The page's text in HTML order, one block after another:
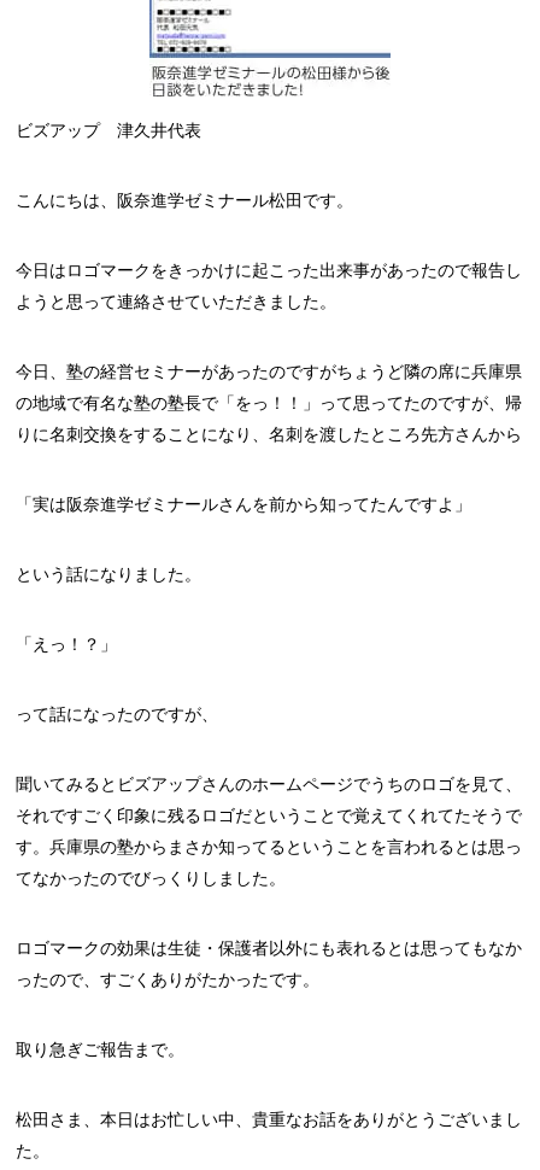
ビズアップ 津久井代表
こんにちは、阪奈進学ゼミナール松田です。
今日はロゴマークをきっかけに起こった出来事があったので報告し
ようと思って連絡させていただきました。
今日、塾の経営セミナーがあったのですがちょうど隣の席に兵庫県
の地域で有名な塾の塾長で「をっ！！」って思ってたのですが、帰
りに名刺交換をすることになり、名刺を渡したところ先方さんから
「実は阪奈進学ゼミナールさんを前から知ってたんですよ」
という話になりました。
「えっ！？」
って話になったのですが、
聞いてみるとビズアップさんのホームページでうちのロゴを見て、
それですごく印象に残るロゴだということで覚えてくれてたそうで
す。兵庫県の塾からまさか知ってるということを言われるとは思っ
てなかったのでびっくりしました。
ロゴマークの効果は生徒・保護者以外にも表れるとは思ってもなか
ったので、すごくありがたかったです。
取り急ぎご報告まで。
松田さま、本日はお忙しい中、貴重なお話をありがとうございまし
た。